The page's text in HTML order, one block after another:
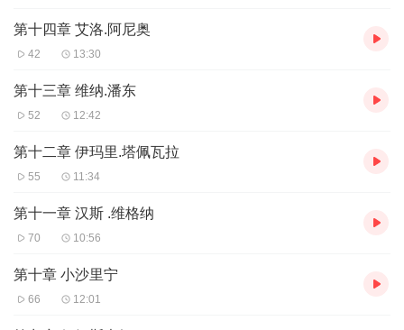
第十四章 艾洛.阿尼奥
42 13:30
第十三章 维纳.潘东
52 12:42
第十二章 伊玛里.塔佩瓦拉
55 11:34
第十一章 汉斯 .维格纳
70 10:56
第十章 小沙里宁
66 12:01